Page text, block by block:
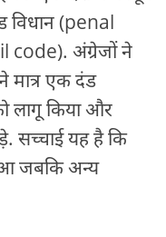
विधान (penal
code). अंग्रेजों ने
मात्र एक दंड
लागू किया और
सच्चाई यह है कि
जबकि अन्य